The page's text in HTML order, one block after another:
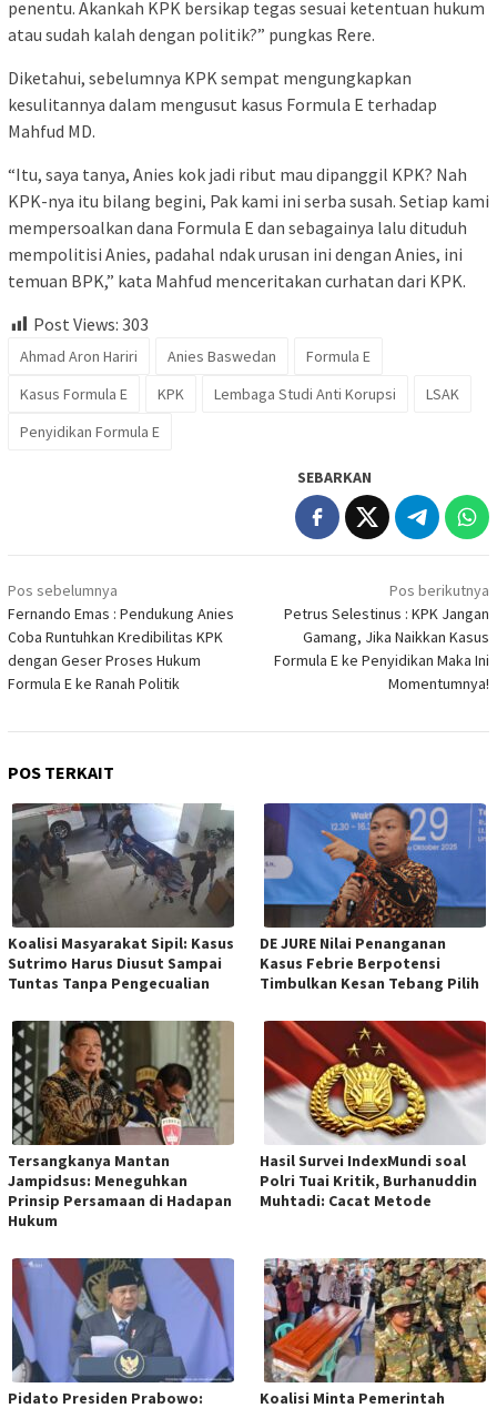
penentu. Akankah KPK bersikap tegas sesuai ketentuan hukum
atau sudah kalah dengan politik?” pungkas Rere.
Diketahui, sebelumnya KPK sempat mengungkapkan
kesulitannya dalam mengusut kasus Formula E terhadap
Mahfud MD.
“Itu, saya tanya, Anies kok jadi ribut mau dipanggil KPK? Nah
KPK-nya itu bilang begini, Pak kami ini serba susah. Setiap kami
mempersoalkan dana Formula E dan sebagainya lalu dituduh
mempolitisi Anies, padahal ndak urusan ini dengan Anies, ini
temuan BPK,” kata Mahfud menceritakan curhatan dari KPK.
Post Views: 303
Ahmad Aron Hariri Anies Baswedan
Formula E
Kasus Formula E
KPK Lembaga Studi Anti Korupsi
LSAK
Penyidikan Formula E
SEBARKAN
Navigasi
pos
Pos sebelumnya
Fernando Emas : Pendukung Anies
Coba Runtuhkan Kredibilitas KPK
dengan Geser Proses Hukum
Formula E ke Ranah Politik
Pos berikutnya
Petrus Selestinus : KPK Jangan
Gamang, Jika Naikkan Kasus
Formula E ke Penyidikan Maka Ini
Momentumnya!
POS TERKAIT
Koalisi Masyarakat Sipil: Kasus
Sutrimo Harus Diusut Sampai
Tuntas Tanpa Pengecualian
DE JURE Nilai Penanganan
Kasus Febrie Berpotensi
Timbulkan Kesan Tebang Pilih
Tersangkanya Mantan
Jampidsus: Meneguhkan
Prinsip Persamaan di Hadapan
Hukum
Hasil Survei IndexMundi soal
Polri Tuai Kritik, Burhanuddin
Muhtadi: Cacat Metode
Pidato Presiden Prabowo:
Koalisi Minta Pemerintah